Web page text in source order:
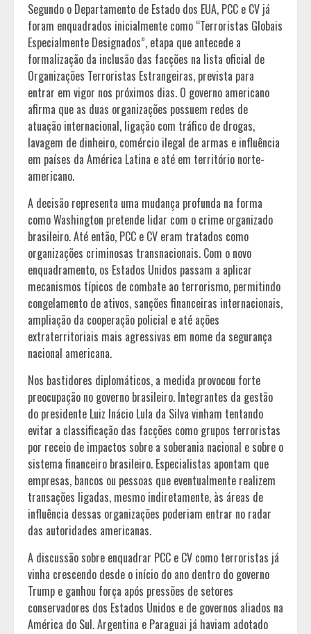
Segundo o Departamento de Estado dos EUA, PCC e CV já
foram enquadrados inicialmente como “Terroristas Globais
Especialmente Designados”, etapa que antecede a
formalização da inclusão das facções na lista oficial de
Organizações Terroristas Estrangeiras, prevista para
entrar em vigor nos próximos dias. O governo americano
afirma que as duas organizações possuem redes de
atuação internacional, ligação com tráfico de drogas,
lavagem de dinheiro, comércio ilegal de armas e influência
em países da América Latina e até em território norte-
americano.
A decisão representa uma mudança profunda na forma
como Washington pretende lidar com o crime organizado
brasileiro. Até então, PCC e CV eram tratados como
organizações criminosas transnacionais. Com o novo
enquadramento, os Estados Unidos passam a aplicar
mecanismos típicos de combate ao terrorismo, permitindo
congelamento de ativos, sanções financeiras internacionais,
ampliação da cooperação policial e até ações
extraterritoriais mais agressivas em nome da segurança
nacional americana.
Nos bastidores diplomáticos, a medida provocou forte
preocupação no governo brasileiro. Integrantes da gestão
do presidente Luiz Inácio Lula da Silva vinham tentando
evitar a classificação das facções como grupos terroristas
por receio de impactos sobre a soberania nacional e sobre o
sistema financeiro brasileiro. Especialistas apontam que
empresas, bancos ou pessoas que eventualmente realizem
transações ligadas, mesmo indiretamente, às áreas de
influência dessas organizações poderiam entrar no radar
das autoridades americanas.
A discussão sobre enquadrar PCC e CV como terroristas já
vinha crescendo desde o início do ano dentro do governo
Trump e ganhou força após pressões de setores
conservadores dos Estados Unidos e de governos aliados na
América do Sul. Argentina e Paraguai já haviam adotado